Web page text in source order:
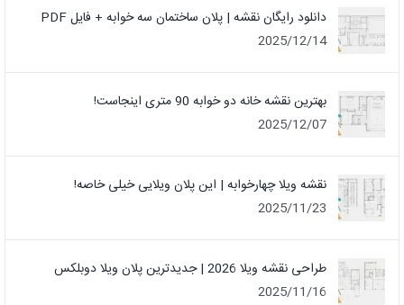
دانلود رایگان نقشه | پلان ساختمان سه خوابه + فایل PDF
2025/12/14
بهترین نقشه خانه دو خوابه 90 متری اینجاست!
2025/12/07
نقشه ویلا چهارخوابه | این پلان ویلایی خیلی خاصه!
2025/11/23
طراحی نقشه ویلا 2026 | جدیدترین پلان ویلا دوبلکس
2025/11/16